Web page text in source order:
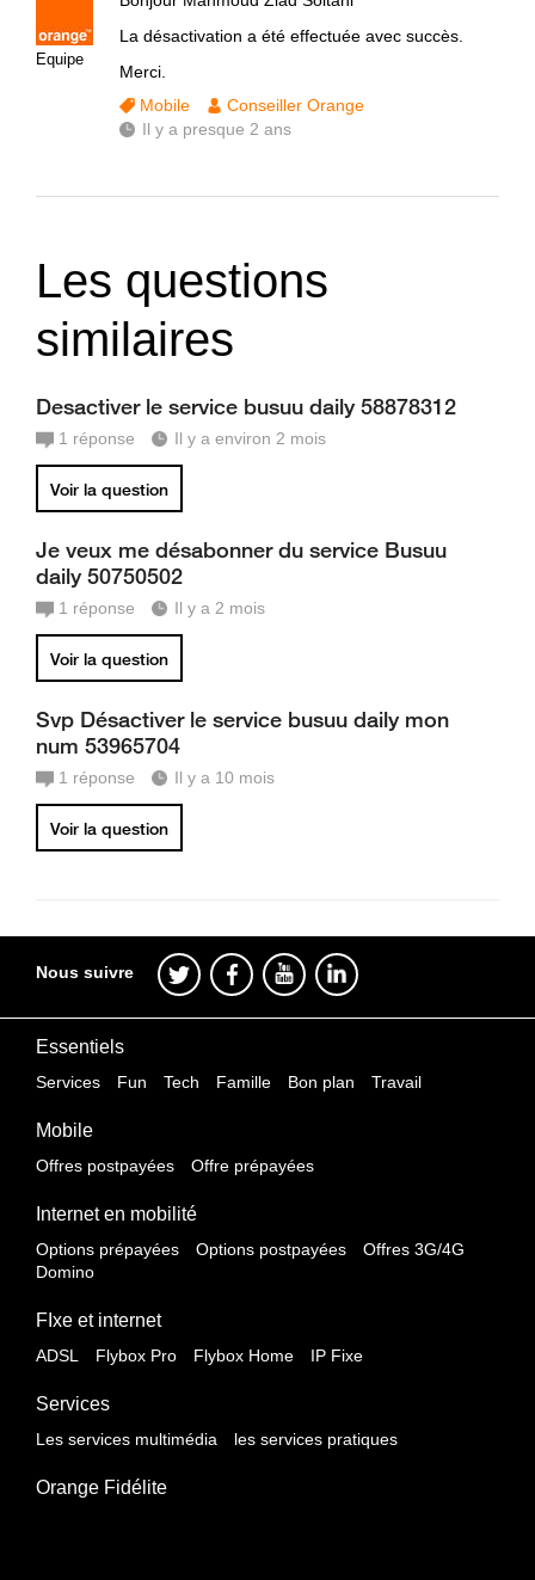
Equipe
La désactivation a été effectuée avec succès.
Merci.
Mobile
Conseiller Orange
Il y a presque 2 ans
Les questions
similaires
Desactiver le service busuu daily 58878312
1 réponse Il y a environ 2 mois
Voir la question
Je veux me désabonner du service Busuu
daily 50750502
1 réponse Il y a 2 mois
Voir la question
Svp Désactiver le service busuu daily mon
num 53965704
1 réponse Il y a 10 mois
Voir la question
Nous suivre
Essentiels
Services Fun Tech Famille Bon plan Travail
Mobile
Offres postpayées Offre prépayées
Internet en mobilité
Options prépayées Options postpayées
Offres 3G/4G
Domino
FIxe et internet
ADSL Flybox Pro Flybox Home IP Fixe
Services
Les services multimédia les services pratiques
Orange Fidélite